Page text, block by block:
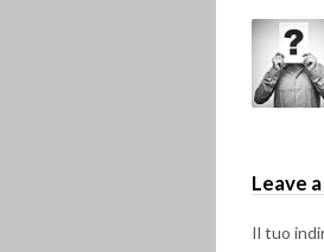
Leave
Il tuo